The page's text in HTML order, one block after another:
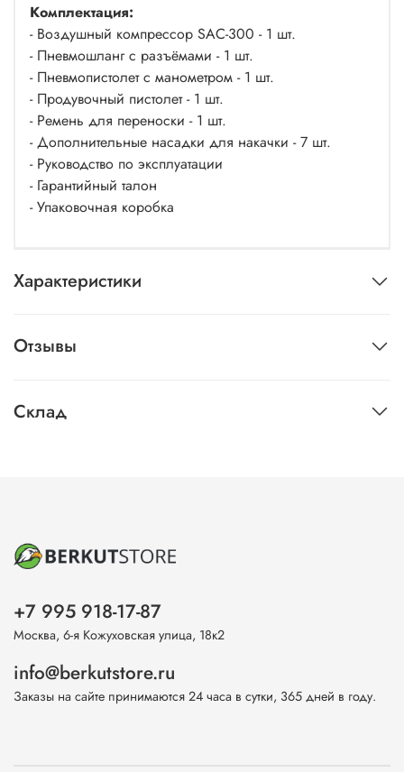
Комплектация:
- Воздушный компрессор SAC-300 - 1 шт.
- Пневмошланг с разъёмами - 1 шт.
- Пневмопистолет с манометром - 1 шт.
- Продувочный пистолет - 1 шт.
- Ремень для переноски - 1 шт.
- Дополнительные насадки для накачки - 7 шт.
- Руководство по эксплуатации
- Гарантийный талон
- Упаковочная коробка
Характеристики
Отзывы
Склад
+7 995 918-17-87
Москва, 6-я Кожуховская улица, 18к2
info@berkutstore.ru
Заказы на сайте принимаются 24 часа в сутки, 365 дней в году.